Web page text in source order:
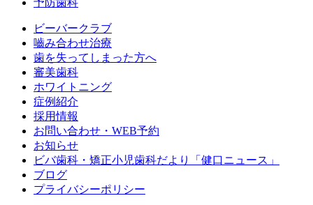
ビーバークラブ
嚙み合わせ治療
歯を失ってしまった方へ
審美歯科
ホワイトニング
症例紹介
採用情報
お問い合わせ・WEB予約
お知らせ
ビバ歯科・矯正小児歯科だより「健口ニュース」
ブログ
プライバシーポリシー